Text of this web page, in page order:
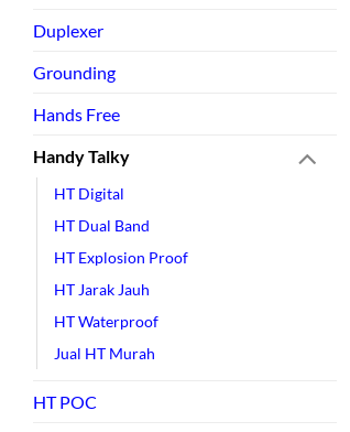
Duplexer
Grounding
Hands Free
Handy Talky
HT Digital
HT Dual Band
HT Explosion Proof
HT Jarak Jauh
HT Waterproof
Jual HT Murah
HT POC